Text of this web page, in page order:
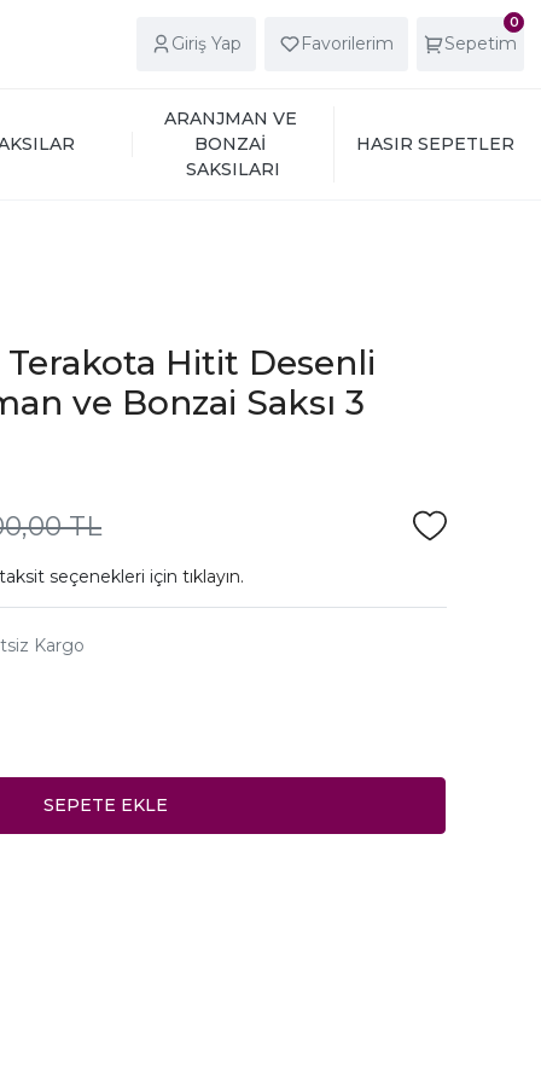
Giriş Yap Favorilerim
0
Sepetim
ARANJMAN VE
BONZAİ
SAKSILARI
HASIR SEPETLER
Terakota Hitit Desenli
ve Bonzai Saksı 3
TL
seçenekleri için tıklayın.
Kargo
SEPETE EKLE